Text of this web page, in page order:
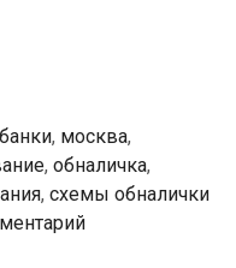
банки, москва,
, обналичка,
, схемы обналички